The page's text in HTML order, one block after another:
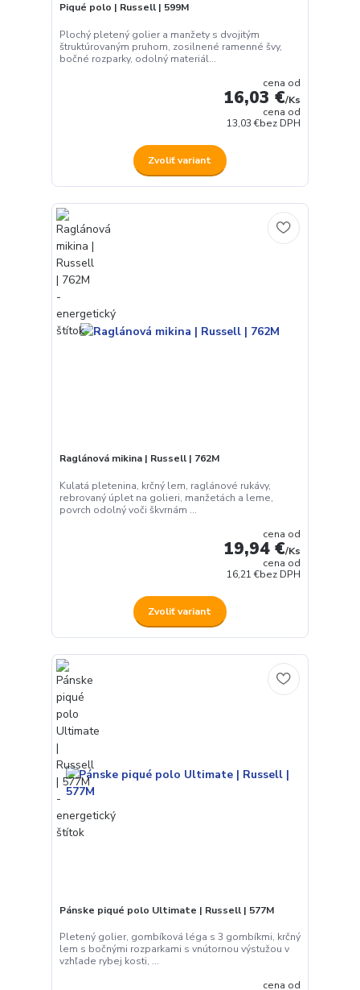
Piqué polo | Russell | 599M
Plochý pletený golier a manžety s dvojitým
štruktúrovaným pruhom, zosilnené ramenné švy,
bočné rozparky, odolný materiál...
cena od
16,03 €/Ks
cena od
13,03 €bez DPH
Zvoliť variant
Raglánová mikina | Russell | 762M
Kulatá pletenina, krčný lem, raglánové rukávy,
rebrovaný úplet na golieri, manžetách a leme,
povrch odolný voči škvrnám ...
cena od
19,94 €/Ks
cena od
16,21 €bez DPH
Zvoliť variant
Pánske piqué polo Ultimate | Russell | 577M
Pletený golier, gombíková léga s 3 gombíkmi, krčný
lem s bočnými rozparkami s vnútornou výstužou v
vzhľade rybej kosti, ...
cena od